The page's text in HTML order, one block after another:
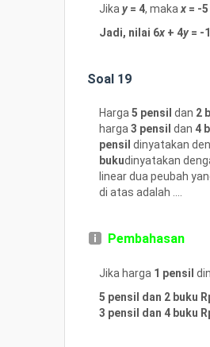
Jika y= 4, maka x = -5
Jadi, nilai 6x + 4y= -
Soal 19
Harga 5 pensil dan 2
harga 3 pensil dan 4
pensil dinyatakan
bukudinyatakan
linear dua peubah
di atas adalah ....
Pembahasan
Jika harga 1 pensil
5 pensil dan 2 buku
3 pensil dan 4 buku